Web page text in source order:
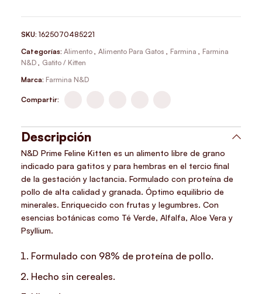
SKU:1625070485221
Categorías: Alimento Alimento Para Gatos Farmina
Farmina
N&D
Gatito / Kitten
Marca: Farmina N&D
Compartir:
Descripción
N&D Prime Feline Kitten es un alimento libre de grano
indicado para gatitos y para hembras en el tercio final
de la gestación y lactancia. Formulado con proteína de
pollo de alta calidad y granada. Óptimo equilibrio de
minerales. Enriquecido con frutas y legumbres. Con
esencias botánicas como Té Verde, Alfalfa, Aloe Vera y
Psyllium.
Formulado con 98% de proteína de pollo.
Hecho sin cereales.